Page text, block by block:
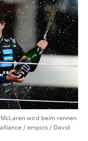
Diese wird wie die
Libanon vom Iran
wird beim rennen
/ empics / David